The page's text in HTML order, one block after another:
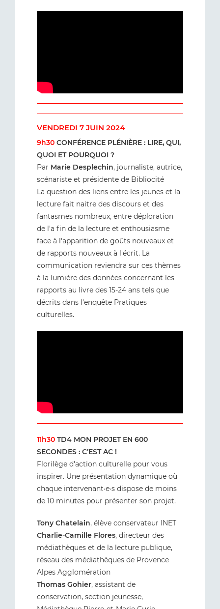
VENDREDI 7 JUIN 2024
9h30 CONFÉRENCE PLÉNIÈRE : LIRE, QUI,
QUOI ET POURQUOI ?
Par Marie Desplechin, journaliste, autrice,
scénariste et présidente de Bibliocité
La question des liens entre les jeunes et la
lecture fait naitre des discours et des
fantasmes nombreux, entre déploration
de l'a fin de la lecture et enthousiasme
face à l'apparition de goûts nouveaux et
de rapports nouveaux à l'écrit. La
communication reviendra sur ces thèmes
à la lumière des données concernant les
rapports au livre des 15-24 ans tels que
décrits dans l'enquête Pratiques
culturelles.
11h30 TD4 MON PROJET EN 600
SECONDES : C’EST AC !
Florilège d'action culturelle pour vous
inspirer. Une présentation dynamique où
chaque intervenant·e·s dispose de moins
de 10 minutes pour présenter son projet.
Tony Chatelain, élève conservateur INET
Charlie-Camille Flores, directeur des
médiathèques et de la lecture publique,
réseau des médiathèques de Provence
Alpes Agglomération
Thomas Gohier, assistant de
conservation, section jeunesse,